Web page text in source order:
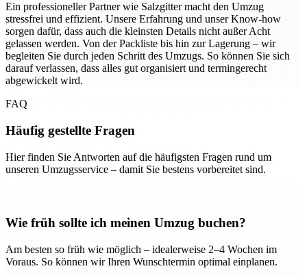
Ein professioneller Partner wie Salzgitter macht den Umzug
stressfrei und effizient. Unsere Erfahrung und unser Know-how
sorgen dafür, dass auch die kleinsten Details nicht außer Acht
gelassen werden. Von der Packliste bis hin zur Lagerung – wir
begleiten Sie durch jeden Schritt des Umzugs. So können Sie sich
darauf verlassen, dass alles gut organisiert und termingerecht
abgewickelt wird.
FAQ
Häufig gestellte Fragen
Hier finden Sie Antworten auf die häufigsten Fragen rund um
unseren Umzugsservice – damit Sie bestens vorbereitet sind.
Wie früh sollte ich meinen Umzug buchen?
Am besten so früh wie möglich – idealerweise 2–4 Wochen im
Voraus. So können wir Ihren Wunschtermin optimal einplanen.